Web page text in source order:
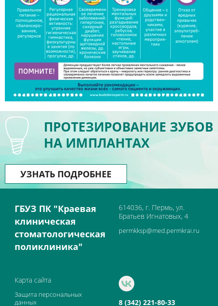
ПРОТЕЗИРОВАНИЕ ЗУБОВ
НА ИМПЛАНТАХ
УЗНАТЬ ПОДРОБНЕЕ
ГБУЗ ПК "Краевая
клиническая
стоматологическая
поликлиника"
614036, г. Пермь, ул.
Братьев Игнатовых, 4
permkksp@med.permkrai.ru
Карта сайта
Защита персональных
данных
8 (342) 221-80-33